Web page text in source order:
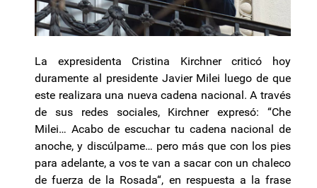
La expresidenta Cristina Kirchner criticó hoy
duramente al presidente Javier Milei luego de que
este realizara una nueva cadena nacional. A través
de sus redes sociales, Kirchner expresó: “Che
Milei… Acabo de escuchar tu cadena nacional de
anoche, y discúlpame… pero más que con los pies
para adelante, a vos te van a sacar con un chaleco
de fuerza de la Rosada“, en respuesta a la frase